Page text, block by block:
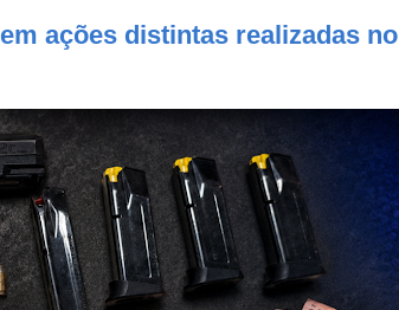
ações distintas realizadas no